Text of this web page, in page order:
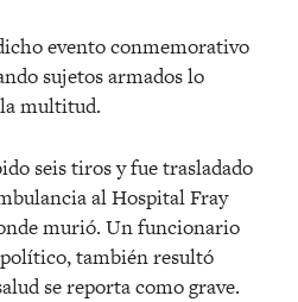
evento conmemorativo
sujetos armados lo
multitud.
seis tiros y fue trasladado
al Hospital Fray
murió. Un funcionario
también resultó
se reporta como grave.